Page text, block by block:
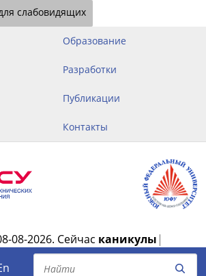
слабовидящих
Образование
Разработки
Публикации
Контакты
08-2026. Сейчас каникулы |